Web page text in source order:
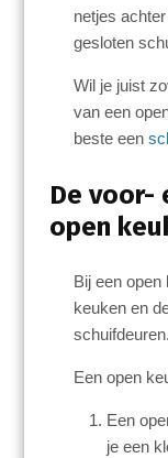
netjes
gesloten
Wil je juist
van een
beste een
De voor-
open
Bij een
keuken en
schuifdeuren.
Een open
Een
je een